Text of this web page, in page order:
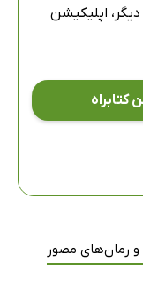
اپلیکیشن
کتابراه
رمان‌های مصور